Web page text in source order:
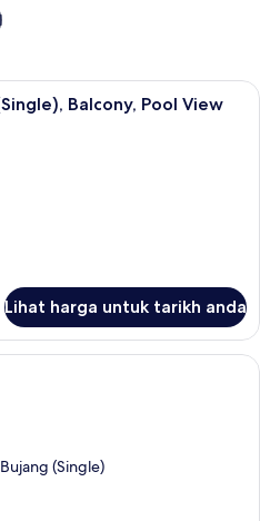
Deluxe Suite, 2 Katil Bujang
Balcony, Pool View
Lihat harga untuk tarikh anda
Family Suite | 1 bilik tidur, bar mini,
(Single)